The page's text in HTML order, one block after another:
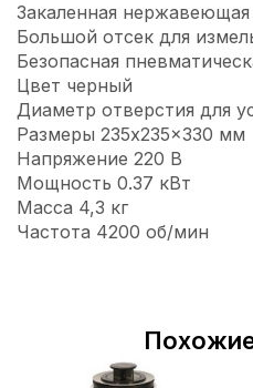
Закаленная
Большой отсек для
Безопасная
Цвет черный
Диаметр отверстия для
Размеры 235x235x330 мм
Напряжение 220 В
Мощность 0.37 кВт
Масса 4,3 кг
Частота 4200 об/мин